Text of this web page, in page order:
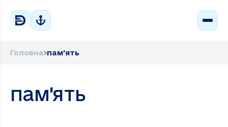
Головна пам'ять
пам'ять